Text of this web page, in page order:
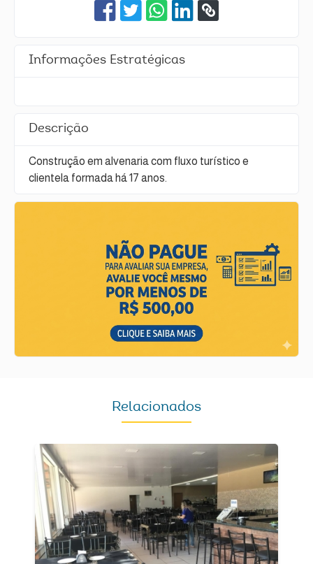
Informações Estratégicas
Descrição
Construção em alvenaria com fluxo turístico e
clientela formada há 17 anos.
Relacionados